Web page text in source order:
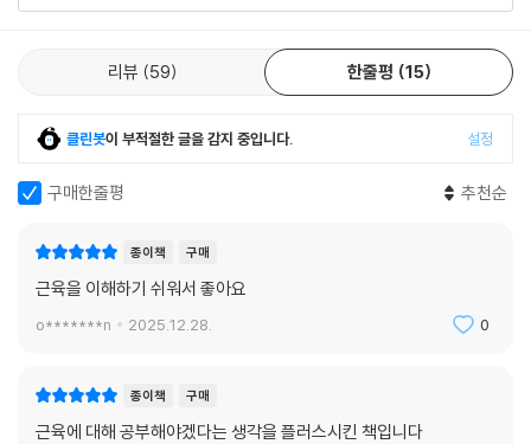
리뷰 59 한줄평 15
클린봇이 부적절한 글을 감지 중입니다. 설정
구매한줄평 추천순
종이책 구매
근육을 이해하기 쉬워서 좋아요
o*******n 2025.12.28. 0
종이책 구매
근육에 대해 공부해야겠다는 생각을 플러스시킨 책입니다